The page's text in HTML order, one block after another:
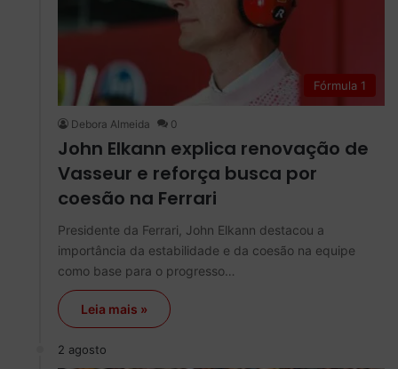
Fórmula 1
Debora Almeida 0
John Elkann explica renovação de
Vasseur e reforça busca por
coesão na Ferrari
Presidente da Ferrari, John Elkann destacou a
importância da estabilidade e da coesão na equipe
como base para o progresso…
Leia mais »
2 agosto